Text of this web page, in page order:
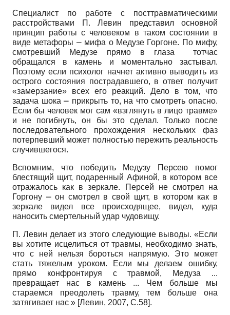
Специалист по работе с посттравматическими
расстройствами П. Левин представил основной
принцип работы с человеком в таком состоянии в
виде метафоры ⎼ мифа о Медузе Горгоне. По мифу,
смотревший Медузе прямо в глаза тотчас
обращался в камень и моментально застывал.
Поэтому если психолог начнет активно выводить из
острого состояния пострадавшего, в ответ получит
«замерзание» всех его реакций. Дело в том, что
задача шока ⎼ прикрыть то, на что смотреть опасно.
Если бы человек мог сам «взглянуть в лицо травме»
и не погибнуть, он бы это сделал. Только после
последовательного прохождения нескольких фаз
потерпевший может полностью пережить реальность
случившегося.
Вспомним, что победить Медузу Персею помог
блестящий щит, подаренный Афиной, в котором все
отражалось как в зеркале. Персей не смотрел на
Горгону ⎼ он смотрел в свой щит, в котором как в
зеркале видел все происходящее, видел, куда
наносить смертельный удар чудовищу.
П. Левин делает из этого следующие выводы. «Если
вы хотите исцелиться от травмы, необходимо знать,
что с ней нельзя бороться напрямую. Это может
стать тяжелым уроком. Если мы делаем ошибку,
прямо конфронтируя с травмой, Медуза ...
превращает нас в камень ... Чем больше мы
стараемся преодолеть травму, тем больше она
затягивает нас » [Левин, 2007, С.58].